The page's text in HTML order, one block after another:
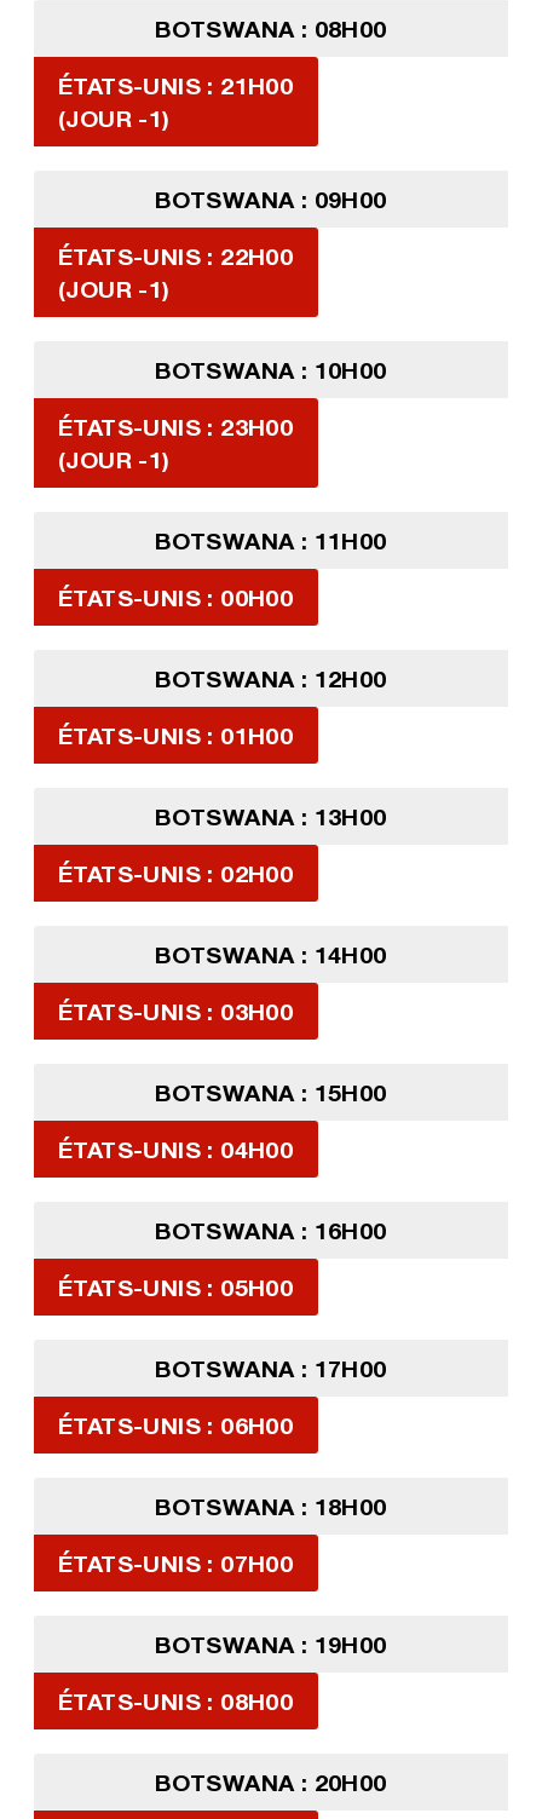
BOTSWANA : 08H00
ÉTATS-UNIS : 21H00
(JOUR -1)
BOTSWANA : 09H00
ÉTATS-UNIS : 22H00
(JOUR -1)
BOTSWANA : 10H00
ÉTATS-UNIS : 23H00
(JOUR -1)
BOTSWANA : 11H00
ÉTATS-UNIS : 00H00
BOTSWANA : 12H00
ÉTATS-UNIS : 01H00
BOTSWANA : 13H00
ÉTATS-UNIS : 02H00
BOTSWANA : 14H00
ÉTATS-UNIS : 03H00
BOTSWANA : 15H00
ÉTATS-UNIS : 04H00
BOTSWANA : 16H00
ÉTATS-UNIS : 05H00
BOTSWANA : 17H00
ÉTATS-UNIS : 06H00
BOTSWANA : 18H00
ÉTATS-UNIS : 07H00
BOTSWANA : 19H00
ÉTATS-UNIS : 08H00
BOTSWANA : 20H00